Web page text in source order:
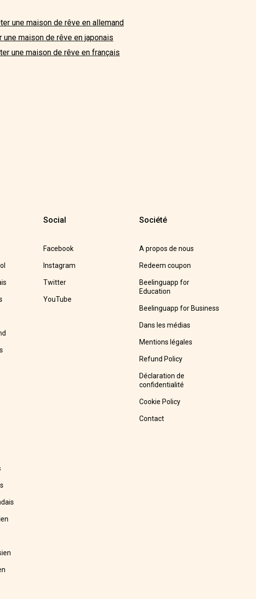
une maison de rêve en allemand
une maison de rêve en japonais
une maison de rêve en français
Social
Facebook
Instagram
Twitter
YouTube
Société
A propos de nous
Redeem coupon
Beelinguapp for
Education
Beelinguapp for Business
Dans les médias
Mentions légales
Refund Policy
Déclaration de
confidentialité
Cookie Policy
Contact